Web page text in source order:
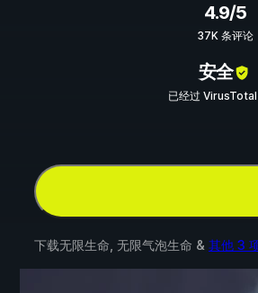
4.9/5
37K 条评论
安全
已经过
下载无限生命, 无限气泡生命 & 其他 3